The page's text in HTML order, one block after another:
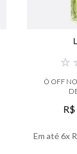
☆
Ô OFF
R$
Em até6x